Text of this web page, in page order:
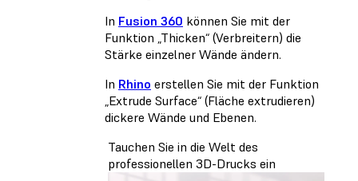
In Fusion 360 können Sie mit der
Funktion „Thicken“ (Verbreitern) die
Stärke einzelner Wände ändern.
In Rhino erstellen Sie mit der Funktion
„Extrude Surface“ (Fläche extrudieren)
dickere Wände und Ebenen.
Tauchen Sie in die Welt des
professionellen 3D-Drucks ein